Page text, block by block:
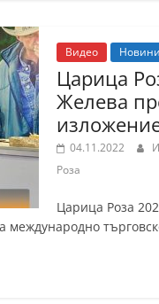
Видео Новини
Царица
Желева
04.11.2022
Роза
Царица Роза
международно